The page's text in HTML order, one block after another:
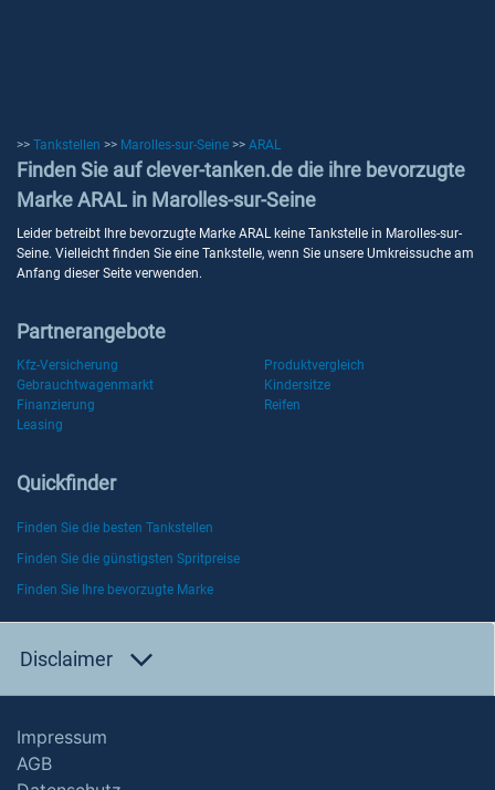
>> Tankstellen >> Marolles-sur-Seine >> ARAL
Finden Sie auf clever-tanken.de die ihre bevorzugte
Marke ARAL in Marolles-sur-Seine
Leider betreibt Ihre bevorzugte Marke ARAL keine Tankstelle in Marolles-sur-
Seine. Vielleicht finden Sie eine Tankstelle, wenn Sie unsere Umkreissuche am
Anfang dieser Seite verwenden.
Partnerangebote
Kfz-Versicherung
Produktvergleich
Gebrauchtwagenmarkt
Kindersitze
Finanzierung
Reifen
Leasing
Quickfinder
Finden Sie die besten Tankstellen
Finden Sie die günstigsten Spritpreise
Finden Sie Ihre bevorzugte Marke
Disclaimer
Impressum
AGB